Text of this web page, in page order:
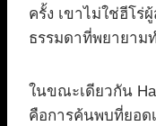
ครั้ง เขาไม่ใช่ฮีโ
ธรรมดาที่พยายาม
ในขณะเดียวกัน
คือการค้นพบที่ยอด